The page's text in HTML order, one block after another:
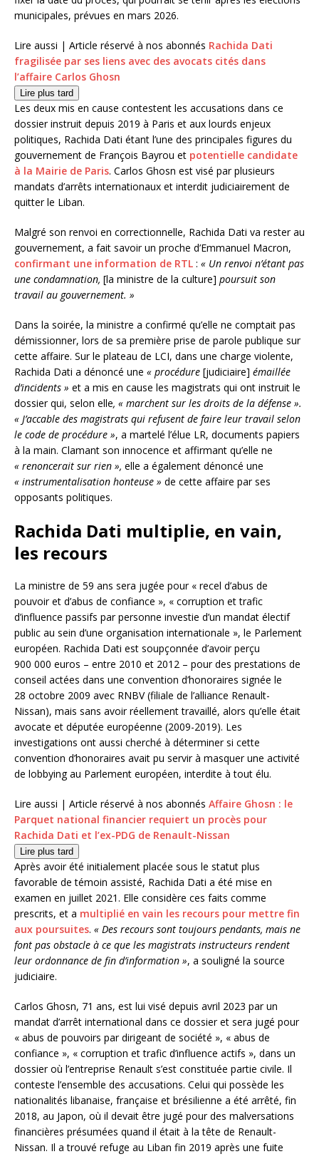
municipales, prévues en mars 2026.
Lire aussi | Article réservé à nos abonnés Rachida Dati
fragilisée par ses liens avec des avocats cités dans
l’affaire Carlos Ghosn
Lire plus tard
Les deux mis en cause contestent les accusations dans ce
dossier instruit depuis 2019 à Paris et aux lourds enjeux
politiques, Rachida Dati étant l’une des principales figures du
gouvernement de François Bayrou et potentielle candidate
à la Mairie de Paris. Carlos Ghosn est visé par plusieurs
mandats d’arrêts internationaux et interdit judiciairement de
quitter le Liban.
Malgré son renvoi en correctionnelle, Rachida Dati va rester au
gouvernement, a fait savoir un proche d’Emmanuel Macron,
confirmant une information de RTL : « Un renvoi n’étant pas
une condamnation, [la ministre de la culture] poursuit son
travail au gouvernement. »
Dans la soirée, la ministre a confirmé qu’elle ne comptait pas
démissionner, lors de sa première prise de parole publique sur
cette affaire. Sur le plateau de LCI, dans une charge violente,
Rachida Dati a dénoncé une « procédure [judiciaire] émaillée
d’incidents » et a mis en cause les magistrats qui ont instruit le
dossier qui, selon elle, « marchent sur les droits de la défense ».
« J’accable des magistrats qui refusent de faire leur travail selon
le code de procédure », a martelé l’élue LR, documents papiers
à la main. Clamant son innocence et affirmant qu’elle ne
« renoncerait sur rien », elle a également dénoncé une
« instrumentalisation honteuse » de cette affaire par ses
opposants politiques.
Rachida Dati multiplie, en vain,
les recours
La ministre de 59 ans sera jugée pour « recel d’abus de
pouvoir et d’abus de confiance », « corruption et trafic
d’influence passifs par personne investie d’un mandat électif
public au sein d’une organisation internationale », le Parlement
européen. Rachida Dati est soupçonnée d’avoir perçu
900 000 euros – entre 2010 et 2012 – pour des prestations de
conseil actées dans une convention d’honoraires signée le
28 octobre 2009 avec RNBV (filiale de l’alliance Renault-
Nissan), mais sans avoir réellement travaillé, alors qu’elle était
avocate et députée européenne (2009-2019). Les
investigations ont aussi cherché à déterminer si cette
convention d’honoraires avait pu servir à masquer une activité
de lobbying au Parlement européen, interdite à tout élu.
Lire aussi | Article réservé à nos abonnés Affaire Ghosn : le
Parquet national financier requiert un procès pour
Rachida Dati et l’ex-PDG de Renault-Nissan
Lire plus tard
Après avoir été initialement placée sous le statut plus
favorable de témoin assisté, Rachida Dati a été mise en
examen en juillet 2021. Elle considère ces faits comme
prescrits, et a multiplié en vain les recours pour mettre fin
aux poursuites. « Des recours sont toujours pendants, mais ne
font pas obstacle à ce que les magistrats instructeurs rendent
leur ordonnance de fin d’information », a souligné la source
judiciaire.
Carlos Ghosn, 71 ans, est lui visé depuis avril 2023 par un
mandat d’arrêt international dans ce dossier et sera jugé pour
« abus de pouvoirs par dirigeant de société », « abus de
confiance », « corruption et trafic d’influence actifs », dans un
dossier où l’entreprise Renault s’est constituée partie civile. Il
conteste l’ensemble des accusations. Celui qui possède les
nationalités libanaise, française et brésilienne a été arrêté, fin
2018, au Japon, où il devait être jugé pour des malversations
financières présumées quand il était à la tête de Renault-
Nissan. Il a trouvé refuge au Liban fin 2019 après une fuite